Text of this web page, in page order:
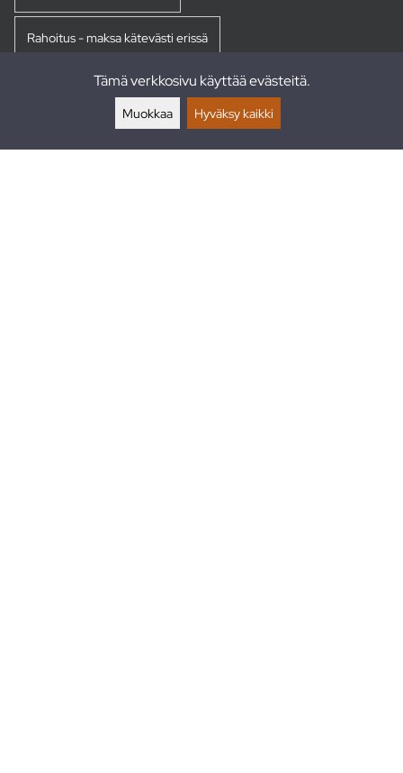
Rahoitus - maksa kätevästi erissä
Tämä verkkosivu käyttää evästeitä.
Muokkaa Hyväksy kaikki